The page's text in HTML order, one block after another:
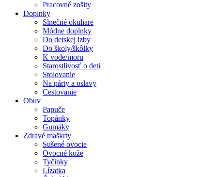
Pracovné zošity
Doplnky
Slnečné okuliare
Módne doplnky
Do detskej izby
Do školy/škôlky
K vode/moru
Starostlivosť o deti
Stolovanie
Na párty a oslavy
Cestovanie
Obuv
Papuče
Topánky
Gumáky
Zdravé maškrty
Sušené ovocie
Ovocné kože
Tyčinky
Lízatka